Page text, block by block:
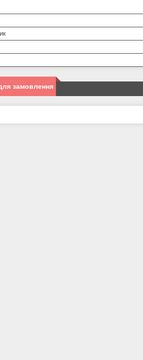
замовлення